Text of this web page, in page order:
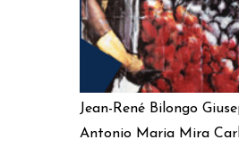
Jean-René Bilongo
Antonio Maria Mira